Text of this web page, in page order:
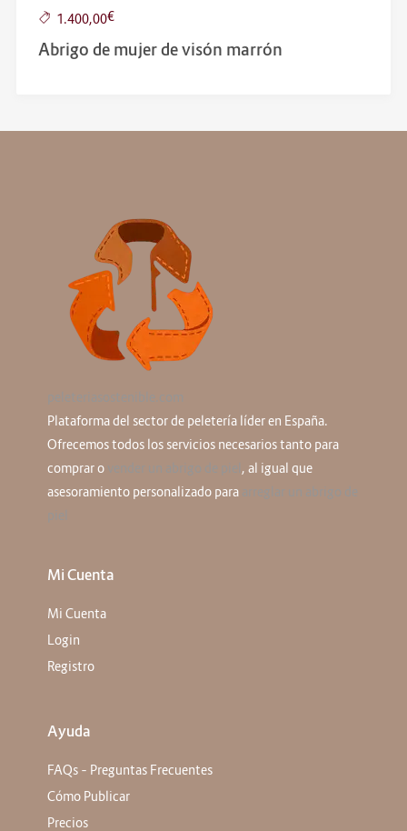
1.400,00€
Abrigo de mujer de visón marrón
Plataforma del sector de peletería líder en España.
Ofrecemos todos los servicios necesarios tanto para
comprar o
, al igual que
asesoramiento personalizado para
Mi Cuenta
Mi Cuenta
Login
Registro
Ayuda
FAQs – Preguntas Frecuentes
Cómo Publicar
Precios